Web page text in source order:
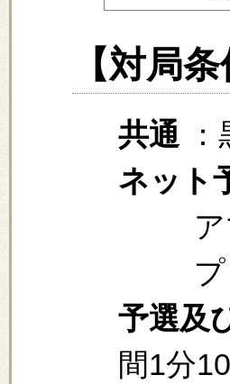
【対局条
共通
ネット
予選及
間1分